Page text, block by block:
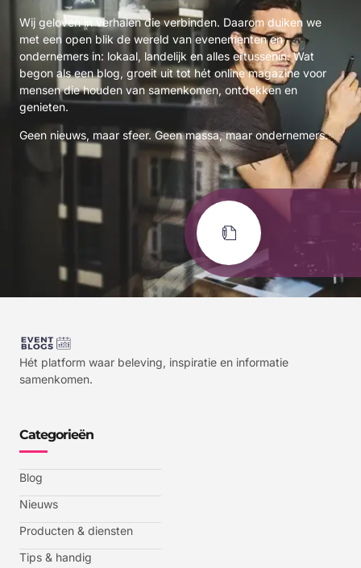
Wij geloven in verhalen die verbinden. Daarom duiken we
met een open blik de wereld van evenementen en
ondernemers in: lokaal, landelijk en alles ertussenin. Wat
begon als een blog, groeit uit tot hét online magazine voor
mensen die houden van samenkomen, ontdekken en
genieten.
Geen nieuws, maar sfeer. Geen massa, maar ondernemers.
Hét platform waar beleving, inspiratie en informatie
samenkomen.
Categorieën
Blog
Nieuws
Producten & diensten
Tips & handig